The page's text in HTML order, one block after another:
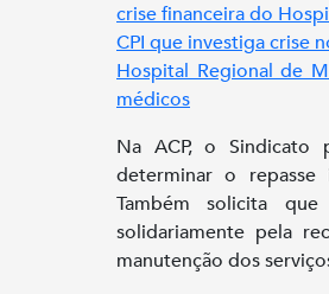
crise financeira do
CPI que investiga crise
Hospital Regional de
médicos
Na ACP, o Sindicato
determinar o repasse
Também solicita
solidariamente pela
manutenção dos